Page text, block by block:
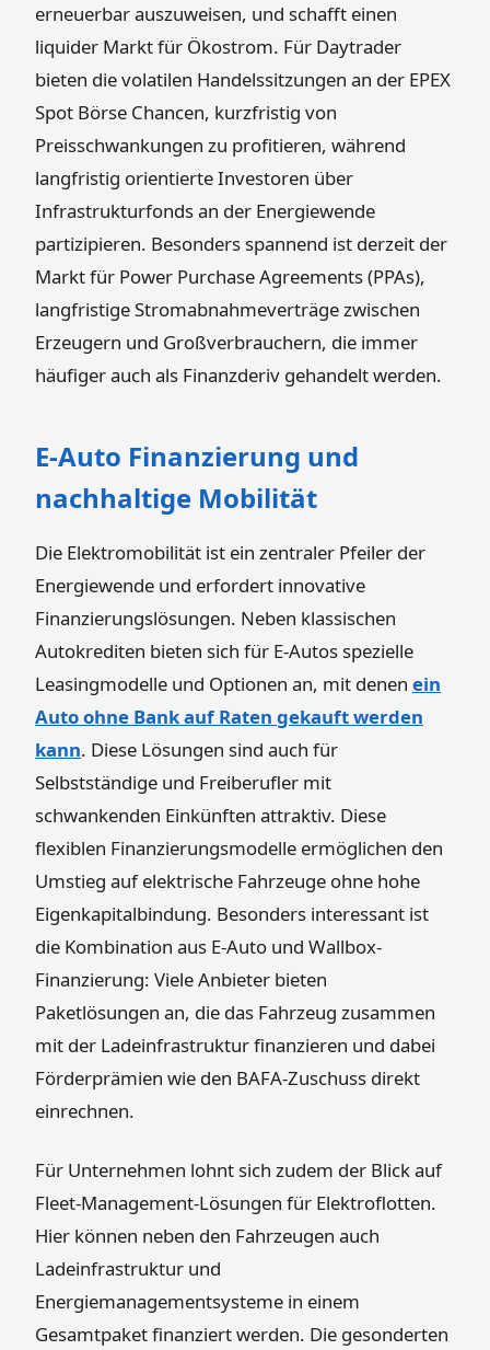
erneuerbar auszuweisen, und schafft einen
liquider Markt für Ökostrom. Für Daytrader
bieten die volatilen Handelssitzungen an der EPEX
Spot Börse Chancen, kurzfristig von
Preisschwankungen zu profitieren, während
langfristig orientierte Investoren über
Infrastrukturfonds an der Energiewende
partizipieren. Besonders spannend ist derzeit der
Markt für Power Purchase Agreements (PPAs),
langfristige Stromabnahmeverträge zwischen
Erzeugern und Großverbrauchern, die immer
häufiger auch als Finanzderiv gehandelt werden.
E-Auto Finanzierung und
nachhaltige Mobilität
Die Elektromobilität ist ein zentraler Pfeiler der
Energiewende und erfordert innovative
Finanzierungslösungen. Neben klassischen
Autokrediten bieten sich für E-Autos spezielle
Leasingmodelle und Optionen an, mit denen ein
Auto ohne Bank auf Raten gekauft werden
kann. Diese Lösungen sind auch für
Selbstständige und Freiberufler mit
schwankenden Einkünften attraktiv. Diese
flexiblen Finanzierungsmodelle ermöglichen den
Umstieg auf elektrische Fahrzeuge ohne hohe
Eigenkapitalbindung. Besonders interessant ist
die Kombination aus E-Auto und Wallbox-
Finanzierung: Viele Anbieter bieten
Paketlösungen an, die das Fahrzeug zusammen
mit der Ladeinfrastruktur finanzieren und dabei
Förderprämien wie den BAFA-Zuschuss direkt
einrechnen.
Für Unternehmen lohnt sich zudem der Blick auf
Fleet-Management-Lösungen für Elektroflotten.
Hier können neben den Fahrzeugen auch
Ladeinfrastruktur und
Energiemanagementsysteme in einem
Gesamtpaket finanziert werden. Die gesonderten